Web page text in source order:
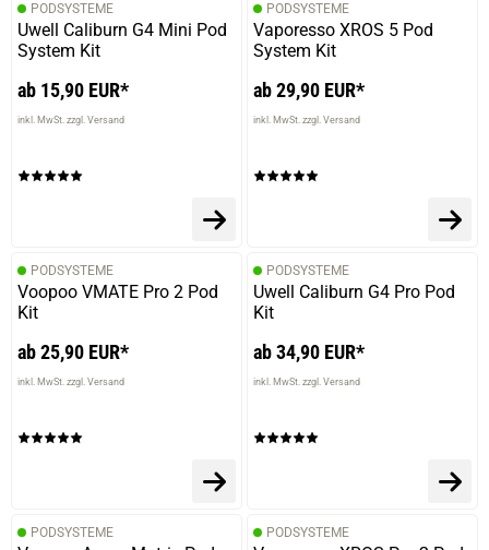
PODSYSTEME
Uwell Caliburn G4 Mini Pod
System Kit
ab 15,90 EUR*
inkl. MwSt. zzgl. Versand
PODSYSTEME
Vaporesso XROS 5 Pod
System Kit
ab 29,90 EUR*
inkl. MwSt. zzgl. Versand
PODSYSTEME
Voopoo VMATE Pro 2 Pod
Kit
ab 25,90 EUR*
inkl. MwSt. zzgl. Versand
PODSYSTEME
Uwell Caliburn G4 Pro Pod
Kit
ab 34,90 EUR*
inkl. MwSt. zzgl. Versand
PODSYSTEME PODSYSTEME